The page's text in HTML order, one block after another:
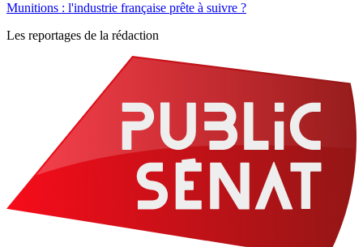
Munitions : l'industrie française prête à suivre ?
Les reportages de la rédaction